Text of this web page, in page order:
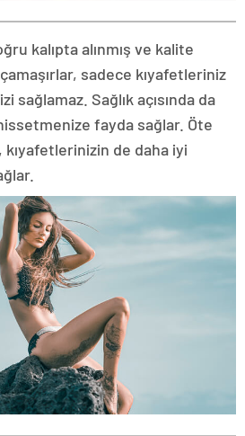
kalıpta alınmış ve kalite
sadece kıyafetleriniz
sağlamaz. Sağlık açısında da
fayda sağlar. Öte
kıyafetlerinizin de daha iyi